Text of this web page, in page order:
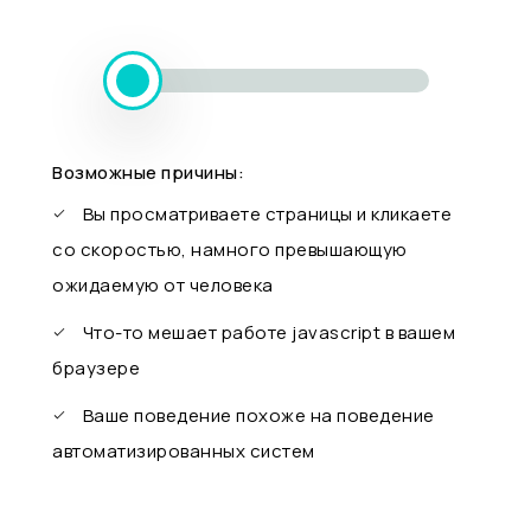
Возможные причины:
Вы просматриваете страницы и кликаете
со скоростью, намного превышающую
ожидаемую от человека
Что-то мешает работе javascript в вашем
браузере
Ваше поведение похоже на поведение
автоматизированных систем